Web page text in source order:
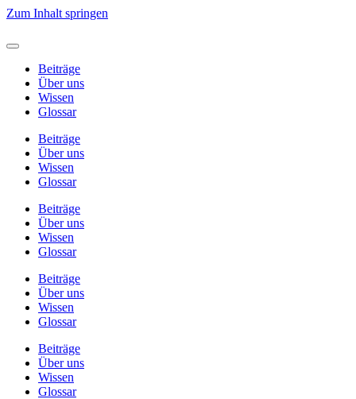
Zum Inhalt springen
Beiträge
Über uns
Wissen
Glossar
Beiträge
Über uns
Wissen
Glossar
Beiträge
Über uns
Wissen
Glossar
Beiträge
Über uns
Wissen
Glossar
Beiträge
Über uns
Wissen
Glossar